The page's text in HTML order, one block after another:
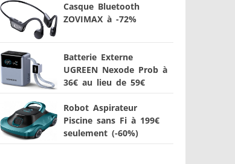
Casque Bluetooth
ZOVIMAX à -72%
Batterie Externe
UGREEN Nexode Prob à
36€ au lieu de 59€
Robot Aspirateur
Piscine sans Fi à 199€
seulement (-60%)